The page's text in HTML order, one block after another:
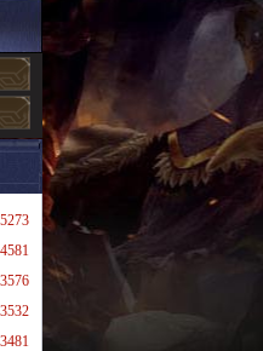
5273
4581
3576
3532
3481